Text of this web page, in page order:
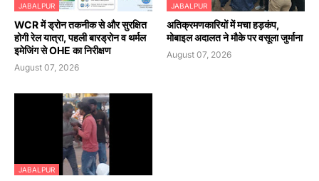
JABALPUR
WCR में ड्रोन तकनीक से और सुरक्षित
होगी रेल यात्रा, पहली बारड्रोन व थर्मल
इमेजिंग से OHE का निरीक्षण
August 07, 2026
JABALPUR
अतिक्रमणकारियों में मचा हड़कंप,
मोबाइल अदालत ने मौके पर वसूला जुर्माना
August 07, 2026
JABALPUR